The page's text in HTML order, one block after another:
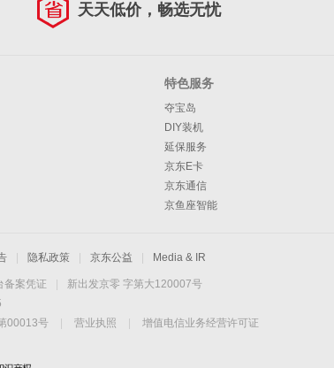
天天低价，畅选无忧
特色服务
夺宝岛
DIY装机
延保服务
京东E卡
京东通信
京鱼座智能
隐私政策 京东公益 Media & IR
备案凭证
新出发京零 字第大120007号
00013号 营业执照
增值电信业务经营许可证